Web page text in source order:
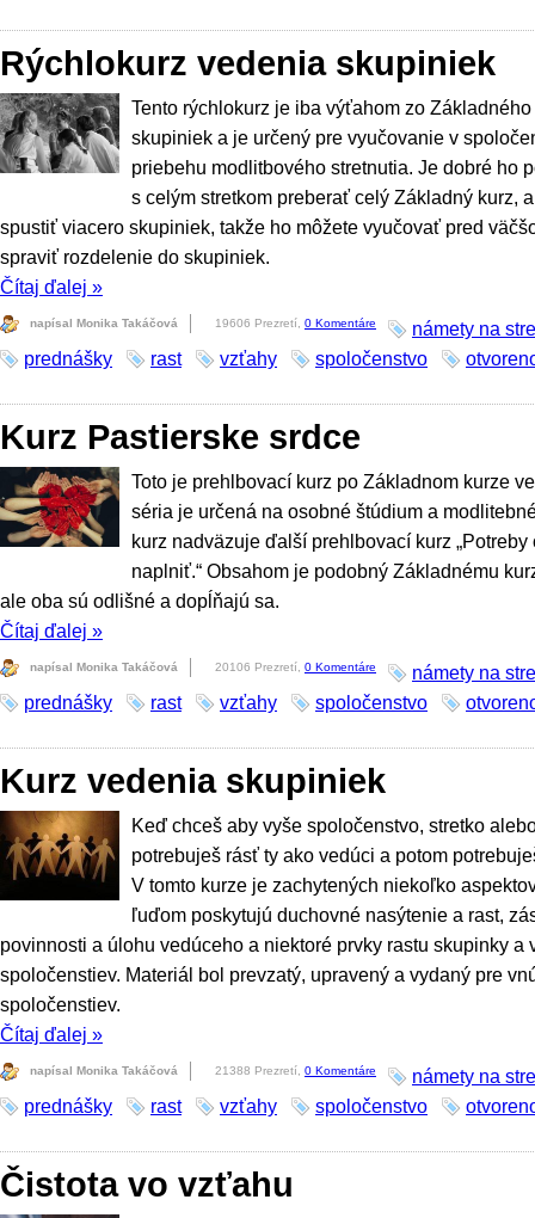
Rýchlokurz vedenia skupiniek
Tento rýchlokurz je iba výťahom zo
skupiniek a je určený pre vyučovanie v
priebehu modlitbového stretnutia. Je dobré ho
s celým stretkom preberať celý Základný kurz,
spustiť viacero skupiniek, takže ho môžete vyučovať pred
spraviť rozdelenie do skupiniek.
Čítaj ďalej »
napísal Monika Takáčová 19606 Prezretí, 0 Komentáre
námety na
prednášky
rast vzťahy spoločenstvo
Kurz Pastierske srdce
Toto je prehlbovací kurz po Základnom kurze
séria je určená na osobné štúdium a
kurz nadväzuje ďalší prehlbovací kurz
naplniť.“ Obsahom je podobný Základnému
ale oba sú odlišné a dopĺňajú sa.
Čítaj ďalej »
napísal Monika Takáčová 20106 Prezretí, 0 Komentáre
námety na
prednášky
rast vzťahy spoločenstvo
Kurz vedenia skupiniek
Keď chceš aby vyše spoločenstvo, stretko
potrebuješ rásť ty ako vedúci a potom
V tomto kurze je zachytených niekoľko
ľuďom poskytujú duchovné nasýtenie a rast,
povinnosti a úlohu vedúceho a niektoré prvky rastu skupinky a
spoločenstiev. Materiál bol prevzatý, upravený a vydaný pre
spoločenstiev.
Čítaj ďalej »
napísal Monika Takáčová 21388 Prezretí, 0 Komentáre
námety na
prednášky
rast vzťahy spoločenstvo
Čistota vo vzťahu